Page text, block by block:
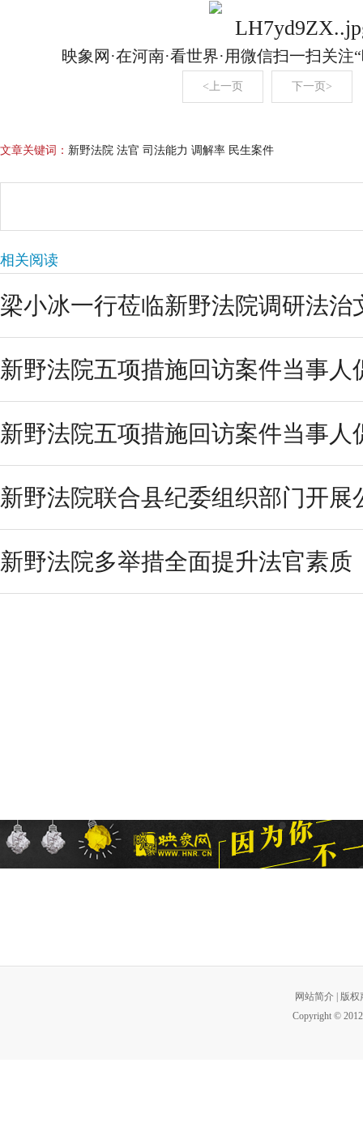
映象网·在河南·看世界·用微信扫一扫关注
<上一页 下一页>
文章关键词： 新野法院 法官 司法能力 调解率 民生案件
相关阅读
梁小冰一行莅临新野法院调研法治
新野法院五项措施回访案件当事人
新野法院五项措施回访案件当事人
新野法院联合县纪委组织部门开展
新野法院多举措全面提升法官素质
网站简介
版权
Copyright ©